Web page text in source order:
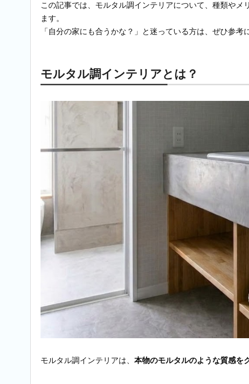
この記事では、モルタル調インテリアについて、種類や
ます。
「自分の家にも合うかな？」と迷っている方は、ぜひ参考
モルタル調インテリアとは？
モルタル調インテリアは、 本物のモルタルのような質感を